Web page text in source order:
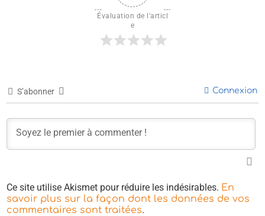
Évaluation de l'articl
e
S’abonner Connexion
Ce site utilise Akismet pour réduire les indésirables. En
savoir plus sur la façon dont les données de vos
commentaires sont traitées.